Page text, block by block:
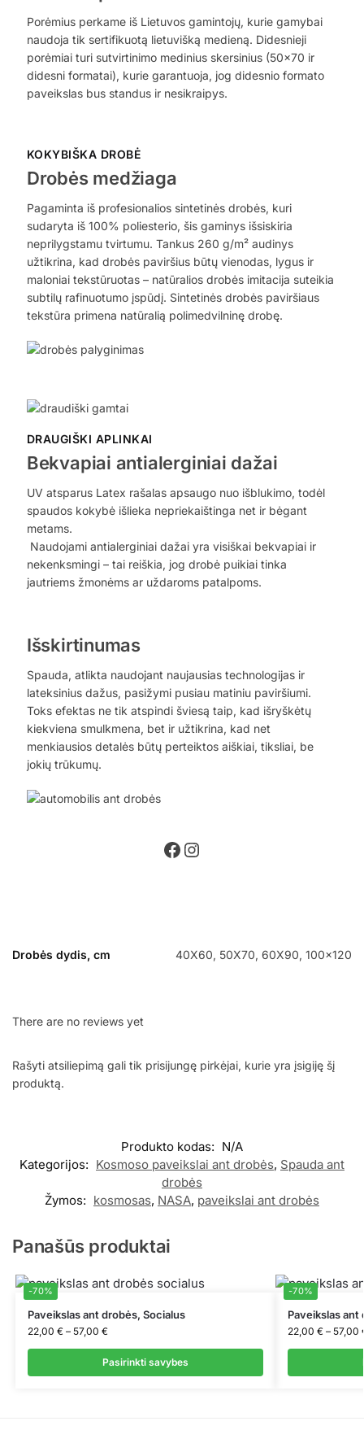
Porėmius perkame iš Lietuvos gamintojų, kurie gamybai
naudoja tik sertifikuotą lietuvišką medieną. Didesnieji
porėmiai turi sutvirtinimo medinius skersinius (50×70 ir
didesni formatai), kurie garantuoja, jog didesnio formato
paveikslas bus standus ir nesikraipys.
KOKYBIŠKA DROBĖ
Drobės medžiaga
Pagaminta iš profesionalios sintetinės drobės, kuri
sudaryta iš 100% poliesterio, šis gaminys išsiskiria
neprilygstamu tvirtumu. Tankus 260 g/m² audinys
užtikrina, kad drobės paviršius būtų vienodas, lygus ir
maloniai tekstūruotas – natūralios drobės imitacija suteikia
subtilų rafinuotumo įspūdį. Sintetinės drobės paviršiaus
tekstūra primena natūralią polimedvilninę drobę.
DRAUGIŠKI APLINKAI
Bekvapiai antialerginiai dažai
UV atsparus Latex rašalas apsaugo nuo išblukimo, todėl
spaudos kokybė išlieka nepriekaištinga net ir bėgant
metams.
Naudojami antialerginiai dažai yra visiškai bekvapiai ir
nekenksmingi – tai reiškia, jog drobė puikiai tinka
jautriems žmonėms ar uždaroms patalpoms.
Išskirtinumas
Spauda, atlikta naudojant naujausias technologijas ir
lateksinius dažus, pasižymi pusiau matiniu paviršiumi.
Toks efektas ne tik atspindi šviesą taip, kad išryškėtų
kiekviena smulkmena, bet ir užtikrina, kad net
menkiausios detalės būtų perteiktos aiškiai, tiksliai, be
jokių trūkumų.
Drobės dydis, cm 40X60, 50X70, 60X90, 100×120
There are no reviews yet
Rašyti atsiliepimą gali tik prisijungę pirkėjai, kurie yra įsigiję šį
produktą.
Produkto kodas: N/A
Kategorijos: Kosmoso paveikslai ant drobės, Spauda ant
drobės
Žymos: kosmosas, NASA, paveikslai ant drobės
Panašūs produktai
-70%
Paveikslas ant drobės, Socialus
22,00 € – 57,00 €
Pasirinkti savybes
-70%
Paveikslas ant
22,00 € – 57,00